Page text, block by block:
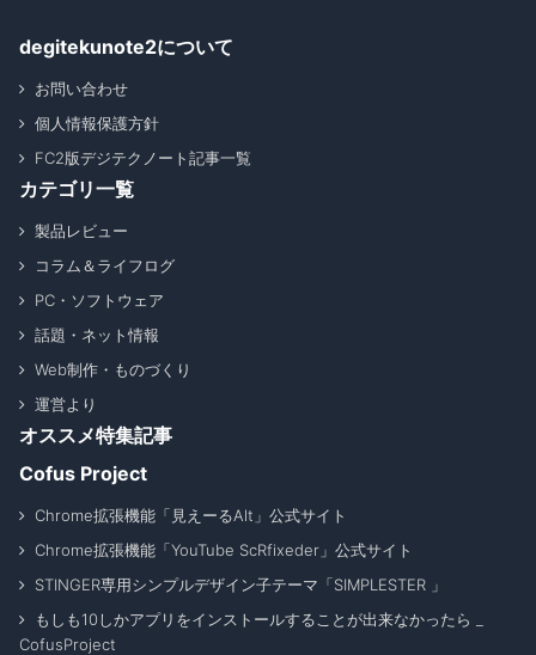
degitekunote2について
お問い合わせ
個人情報保護方針
FC2版デジテクノート記事一覧
カテゴリ一覧
製品レビュー
コラム＆ライフログ
PC・ソフトウェア
話題・ネット情報
Web制作・ものづくり
運営より
オススメ特集記事
Cofus Project
Chrome拡張機能「見えーるAlt」公式サイト
Chrome拡張機能「YouTube ScRfixeder」公式サイト
STINGER専用シンプルデザイン子テーマ「SIMPLESTER 」
もしも10しかアプリをインストールすることが出来なかったら _
CofusProject